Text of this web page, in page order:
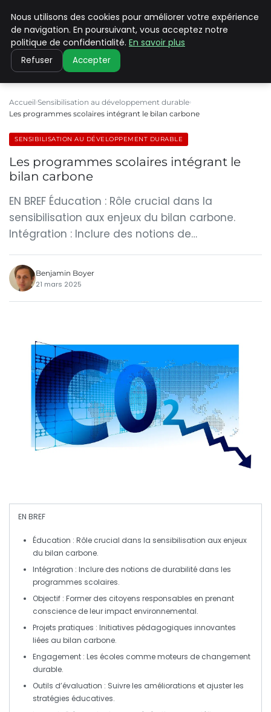
CLIMATE C ADVANCED
Accueil Sensibilisation au développement durable
Les programmes scolaires intégrant le bilan carbone
SENSIBILISATION AU DÉVELOPPEMENT DURABLE
Les programmes scolaires intégrant le
bilan carbone
EN BREF Éducation : Rôle crucial dans la
sensibilisation aux enjeux du bilan carbone.
Intégration : Inclure des notions de…
Benjamin Boyer
21 mars 2025
EN BREF
Éducation : Rôle crucial dans la sensibilisation aux enjeux
du bilan carbone.
Intégration : Inclure des notions de durabilité dans les
programmes scolaires.
Objectif : Former des citoyens responsables en prenant
conscience de leur impact environnemental.
Projets pratiques : Initiatives pédagogiques innovantes
liées au bilan carbone.
Engagement : Les écoles comme moteurs de changement
durable.
Outils d’évaluation : Suivre les améliorations et ajuster les
stratégies éducatives.
Nous utilisons des cookies pour améliorer votre expérience
de navigation. En poursuivant, vous acceptez notre
politique de confidentialité. En savoir plus
Refuser Accepter